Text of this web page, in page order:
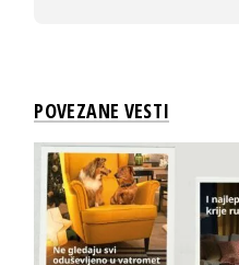
POVEZANE VESTI